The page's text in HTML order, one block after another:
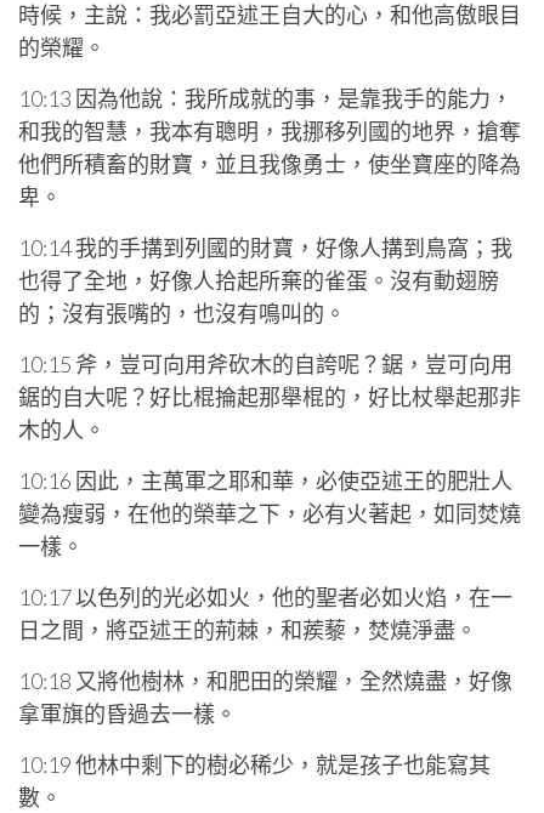
時候，主說：我必罰亞述王自大的心，和他高傲眼目
的榮耀。
10:13 因為他說：我所成就的事，是靠我手的能力，
和我的智慧，我本有聰明，我挪移列國的地界，搶奪
他們所積畜的財寶，並且我像勇士，使坐寶座的降為
卑。
10:14 我的手搆到列國的財寶，好像人搆到鳥窩；我
也得了全地，好像人拾起所棄的雀蛋。沒有動翅膀
的；沒有張嘴的，也沒有鳴叫的。
10:15 斧，豈可向用斧砍木的自誇呢？鋸，豈可向用
鋸的自大呢？好比棍掄起那舉棍的，好比杖舉起那非
木的人。
10:16 因此，主萬軍之耶和華，必使亞述王的肥壯人
變為瘦弱，在他的榮華之下，必有火著起，如同焚燒
一樣。
10:17 以色列的光必如火，他的聖者必如火焰，在一
日之間，將亞述王的荊棘，和蒺藜，焚燒淨盡。
10:18 又將他樹林，和肥田的榮耀，全然燒盡，好像
拿軍旗的昏過去一樣。
10:19 他林中剩下的樹必稀少，就是孩子也能寫其
數。